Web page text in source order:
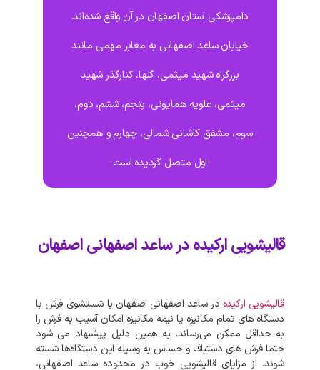
دامپزشکی استان اصفهان در آن واقع شده‌اند.
خیابان ساعد اصفهانی به معابر مهمی مانند
بزرگراه شهید میثمی، گلها، کنارگذر شهید
میثمی، علویه همایونی، پنجم، ششم، دوم،
سوم، مشفق کاشانی شمالی، چهارم و همچنین
اول متصل گردیده است
قالیشویی ارکیده در ساعد اصفهانی اصفهان
قالیشویی ارکیده در ساعد اصفهانی اصفهان با شستشوی فرش با
دستگاه‌ های تمام مکانیزه یا نیمه مکانیزه امکان آسیب به فرش را
به حداقل ممکن می‌رساند. به‌ همین دلیل پیشنهاد می‌ شود
حتما فرش‌ های دستباف و حساس به وسیله این دستگاه‌ها شسته
شوند. از مزایای قالیشویی خوب در محدوده ساعد اصفهانی،